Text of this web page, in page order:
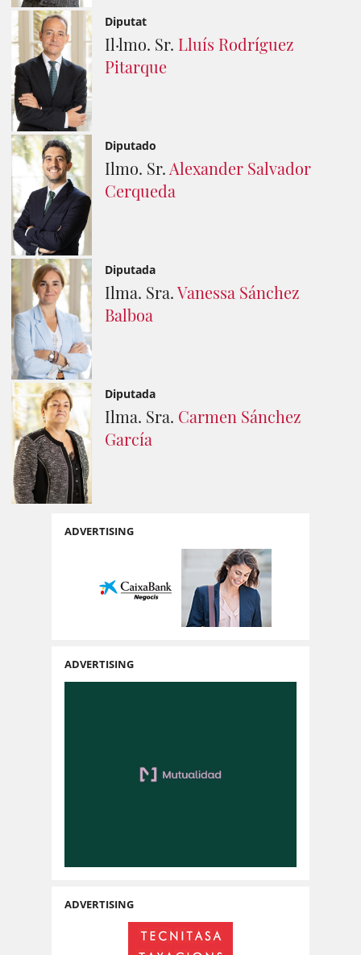
Diputat
Il·lmo. Sr. Lluís Rodríguez
Pitarque
Diputado
Ilmo. Sr. Alexander Salvador
Cerqueda
Diputada
Ilma. Sra.Vanessa Sánchez
Balboa
Diputada
Ilma. Sra. Carmen Sánchez
García
ADVERTISING
ADVERTISING
ADVERTISING